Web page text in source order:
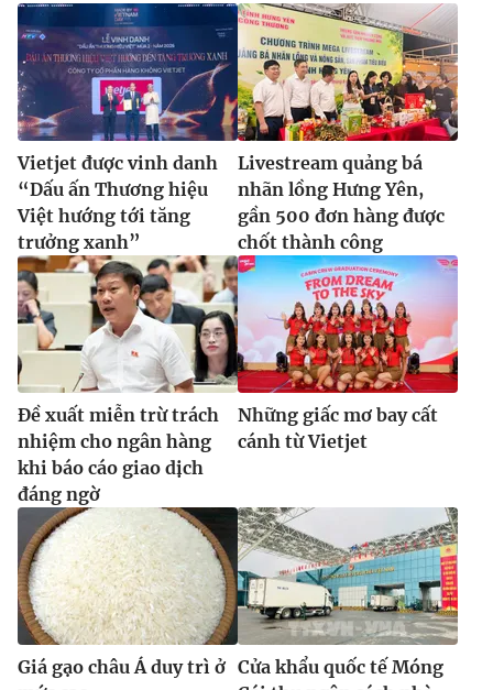
Vietjet được vinh danh
“Dấu ấn Thương hiệu
Việt hướng tới tăng
trưởng xanh”
Livestream quảng bá
nhãn lồng Hưng Yên,
gần 500 đơn hàng được
chốt thành công
Đề xuất miễn trừ trách
nhiệm cho ngân hàng
khi báo cáo giao dịch
đáng ngờ
Những giấc mơ bay cất
cánh từ Vietjet
Giá gạo châu Á duy trì ở Cửa khẩu quốc tế Móng